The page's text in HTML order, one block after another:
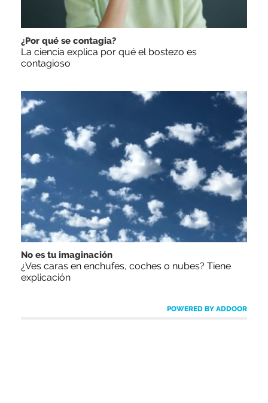
¿Por qué se contagia?
La ciencia explica por qué el bostezo es
contagioso
No es tu imaginación
¿Ves caras en enchufes, coches o nubes? Tiene
explicación
POWERED BY ADDOOR